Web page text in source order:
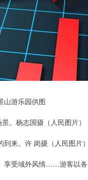
山游乐园供图
。杨志国摄（人民图片）
来。许 岗摄（人民图片）
受域外风情……游客以各